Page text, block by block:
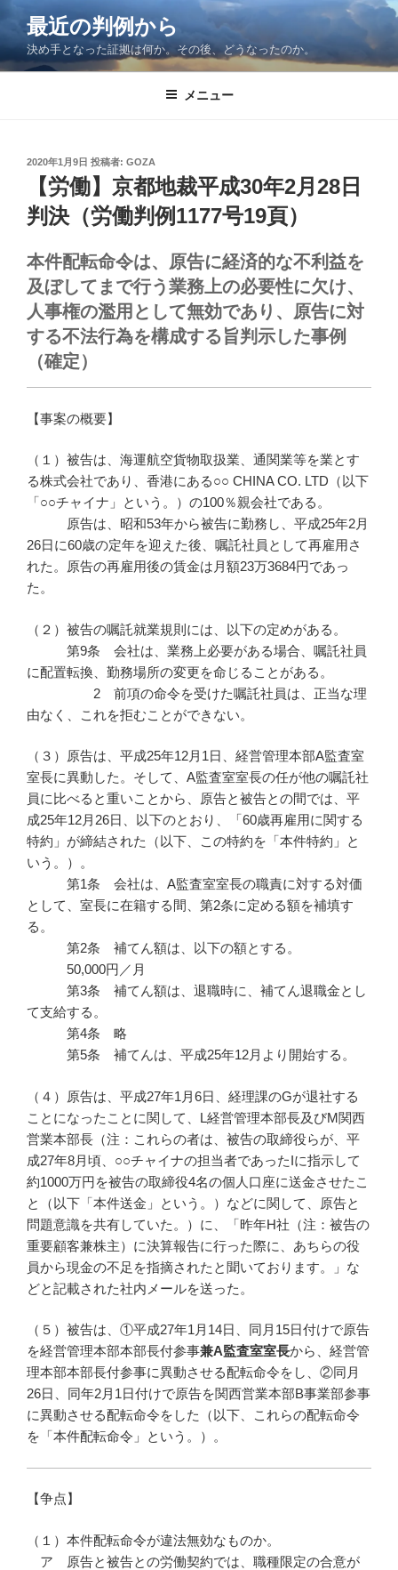
コ
テ
ン
最近の判例から
決め手となった証拠は何か。その後、どうなったのか。
メニュー
投
2020年1月9日 投稿者: GOZA
【労働】京都地裁平成30年2月28日
判決（労働判例1177号19頁）
本件配転命令は、原告に経済的な不利益を
及ぼしてまで行う業務上の必要性に欠け、
人事権の濫用として無効であり、原告に対
する不法行為を構成する旨判示した事例
（確定）
【事案の概要】
（１）被告は、海運航空貨物取扱業、通関業等を業とす
る株式会社であり、香港にある○○ CHINA CO. LTD（以下
「○○チャイナ」という。）の100％親会社である。
原告は、昭和53年から被告に勤務し、平成25年2月
26日に60歳の定年を迎えた後、嘱託社員として再雇用さ
れた。原告の再雇用後の賃金は月額23万3684円であっ
た。
（２）被告の嘱託就業規則には、以下の定めがある。
第9条 会社は、業務上必要がある場合、嘱託社員
に配置転換、勤務場所の変更を命じることがある。
2 前項の命令を受けた嘱託社員は、正当な理
由なく、これを拒むことができない。
（３）原告は、平成25年12月1日、経営管理本部A監査室
室長に異動した。そして、A監査室室長の任が他の嘱託社
員に比べると重いことから、原告と被告との間では、平
成25年12月26日、以下のとおり、「60歳再雇用に関する
特約」が締結された（以下、この特約を「本件特約」と
いう。）。
第1条 会社は、A監査室室長の職責に対する対価
として、室長に在籍する間、第2条に定める額を補填す
る。
第2条 補てん額は、以下の額とする。
50,000円／月
第3条 補てん額は、退職時に、補てん退職金とし
て支給する。
第4条 略
第5条 補てんは、平成25年12月より開始する。
（４）原告は、平成27年1月6日、経理課のGが退社する
ことになったことに関して、L経営管理本部長及びM関西
営業本部長（注：これらの者は、被告の取締役らが、平
成27年8月頃、○○チャイナの担当者であったIに指示して
約1000万円を被告の取締役4名の個人口座に送金させたこ
と（以下「本件送金」という。）などに関して、原告と
問題意識を共有していた。）に、「昨年H社（注：被告の
重要顧客兼株主）に決算報告に行った際に、あちらの役
員から現金の不足を指摘されたと聞いております。」な
どと記載された社内メールを送った。
（５）被告は、①平成27年1月14日、同月15日付けで原告
を経営管理本部本部長付参事兼A監査室室長から、経営管
理本部本部長付参事に異動させる配転命令をし、②同月
26日、同年2月1日付けで原告を関西営業本部B事業部参事
に異動させる配転命令をした（以下、これらの配転命令
を「本件配転命令」という。）。
【争点】
（１）本件配転命令が違法無効なものか。
ア 原告と被告との労働契約では、職種限定の合意が